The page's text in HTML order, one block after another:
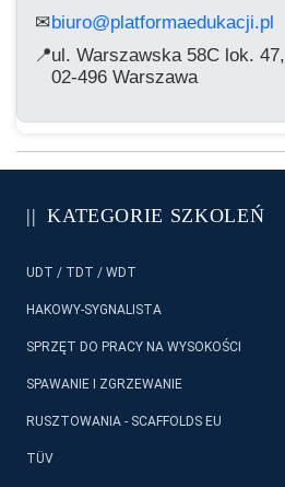
✉biuro@platformaedukacji.pl
📍ul. Warszawska 58C lok. 47,
02-496 Warszawa
KATEGORIE SZKOLEŃ
UDT / TDT / WDT
HAKOWY-SYGNALISTA
SPRZĘT DO PRACY NA WYSOKOŚCI
SPAWANIE I ZGRZEWANIE
RUSZTOWANIA - SCAFFOLDS EU
TÜV